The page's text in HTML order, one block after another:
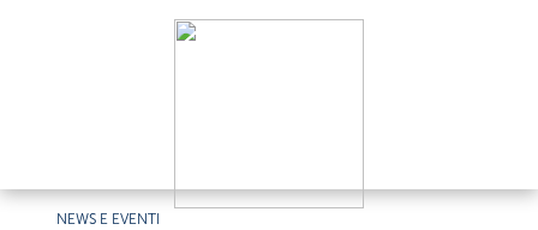
NEWS E EVENTI